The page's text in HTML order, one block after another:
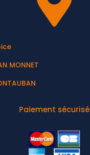
MONNET
Paiement sécurisé